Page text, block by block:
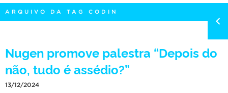
PORTARIAS
TELEFONES
ARQUIVO DA TAG CODIN
Nugen promove palestra “Depois do
não, tudo é assédio?”
13/12/2024